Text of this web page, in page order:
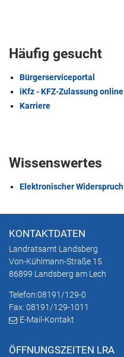
Häufig gesucht
Bürgerserviceportal
iKfz - KFZ-Zulassung online
Karriere
Wissenswertes
Elektronischer Widerspruch
KONTAKTDATEN
Landratsamt Landsberg
Von-Kühlmann-Straße 15
86899 Landsberg am Lech
Telefon:08191/129-0
Fax: 08191/129-1011
E-Mail-Kontakt
ÖFFNUNGSZEITEN LRA